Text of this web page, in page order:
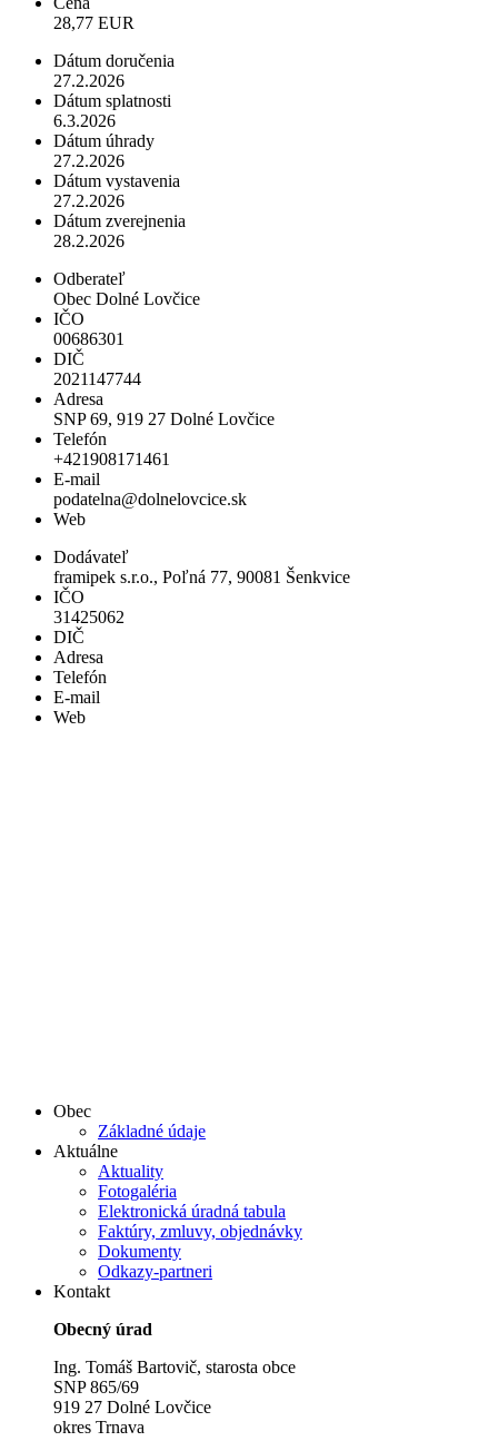
28,77 EUR
Dátum doručenia
27.2.2026
Dátum splatnosti
6.3.2026
Dátum úhrady
27.2.2026
Dátum vystavenia
27.2.2026
Dátum zverejnenia
28.2.2026
Odberateľ
Obec Dolné Lovčice
IČO
00686301
DIČ
2021147744
Adresa
SNP 69, 919 27 Dolné Lovčice
Telefón
+421908171461
E-mail
podatelna@dolnelovcice.sk
Web
Dodávateľ
framipek s.r.o., Poľná 77, 90081 Šenkvice
IČO
31425062
DIČ
Adresa
Telefón
E-mail
Web
Obec
Základné údaje
Aktuálne
Aktuality
Fotogaléria
Elektronická úradná tabula
Faktúry, zmluvy, objednávky
Dokumenty
Odkazy-partneri
Kontakt
Obecný úrad
Ing. Tomáš Bartovič, starosta obce
SNP 865/69
919 27 Dolné Lovčice
okres Trnava